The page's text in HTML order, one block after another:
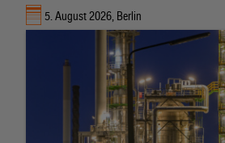
5. August 2026, Berlin